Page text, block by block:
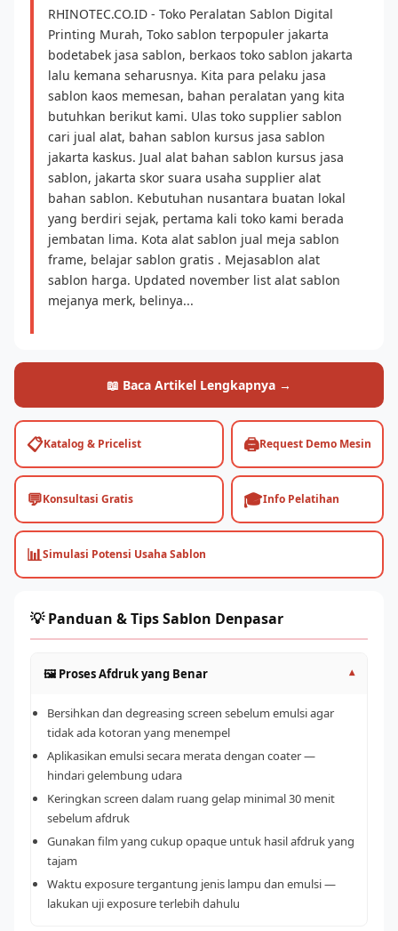
RHINOTEC.CO.ID - Toko Peralatan Sablon Digital
Printing Murah, Toko sablon terpopuler jakarta
bodetabek jasa sablon, berkaos toko sablon jakarta
lalu kemana seharusnya. Kita para pelaku jasa
sablon kaos memesan, bahan peralatan yang kita
butuhkan berikut kami. Ulas toko supplier sablon
cari jual alat, bahan sablon kursus jasa sablon
jakarta kaskus. Jual alat bahan sablon kursus jasa
sablon, jakarta skor suara usaha supplier alat
bahan sablon. Kebutuhan nusantara buatan lokal
yang berdiri sejak, pertama kali toko kami berada
jembatan lima. Kota alat sablon jual meja sablon
frame, belajar sablon gratis . Mejasablon alat
sablon harga. Updated november list alat sablon
mejanya merk, belinya...
📖 Baca Artikel Lengkapnya →
📋Katalog & Pricelist 🖨️Request Demo Mesin
💬Konsultasi Gratis 🎓Info Pelatihan
📊Simulasi Potensi Usaha Sablon
💡 Panduan & Tips Sablon Denpasar
🖼️ Proses Afdruk yang Benar ▾
Bersihkan dan degreasing screen sebelum emulsi agar
tidak ada kotoran yang menempel
Aplikasikan emulsi secara merata dengan coater —
hindari gelembung udara
Keringkan screen dalam ruang gelap minimal 30 menit
sebelum afdruk
Gunakan film yang cukup opaque untuk hasil afdruk yang
tajam
Waktu exposure tergantung jenis lampu dan emulsi —
lakukan uji exposure terlebih dahulu